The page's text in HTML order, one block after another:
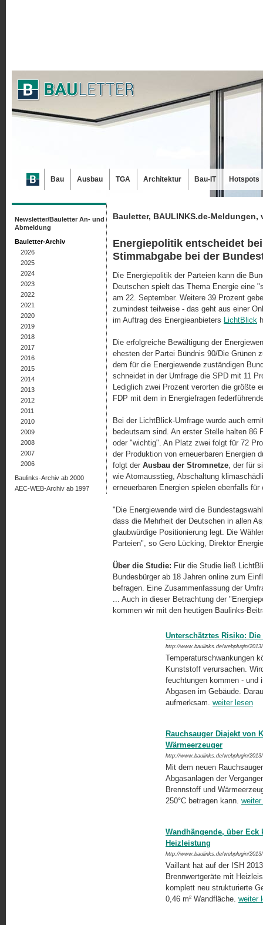
Bauletter, BAULINKS.de-Meldungen,
Energiepolitik entscheidet
Stimmabgabe bei der
Die Energiepolitik der Parteien kann die
Deutschen spielt das Thema Energie eine
am 22. September. Weitere 39 Prozent
zumindest teilweise - das geht aus einer
im Auftrag des Energieanbieters LichtBlick
Die erfolgreiche Bewältigung der
ehesten der Partei Bündnis 90/Die Grünen
dem für die Energiewende zuständigen
schneidet in der Umfrage die SPD mit 11
Lediglich zwei Prozent verorten die größte
FDP mit dem in Energiefragen
Bei der LichtBlick-Umfrage wurde auch
bedeutsam sind. An erster Stelle halten 86
oder "wichtig". An Platz zwei folgt für 72
der Produktion von erneuerbaren Energien
folgt der Ausbau der Stromnetze, der für
wie Atomausstieg, Abschaltung
erneuerbaren Energien spielen ebenfalls
"Die Energiewende wird die
dass die Mehrheit der Deutschen in allen
glaubwürdige Positionierung legt. Die
Parteien", so Gero Lücking, Direktor
Über die Studie: Für die Studie ließ
Bundesbürger ab 18 Jahren online zum
befragen. Eine Zusammenfassung der
... Auch in dieser Betrachtung der
kommen wir mit den heutigen Baulinks-
Unterschätztes Risiko:
http://www.baulinks.de/webplugin/
Temperaturschwankungen
Kunststoff verursachen.
feuchtungen kommen - und
Abgasen im Gebäude.
aufmerksam. weiter lesen
Rauchsauger Diajekt von
Wärmeerzeuger
http://www.baulinks.de/webplugin/
Mit dem neuen
Abgasanlagen der
Brennstoff und
250°C betragen kann.
Wandhängende, über Eck
Heizleistung
http://www.baulinks.de/webplugin/
Vaillant hat auf der ISH
Brennwertgeräte mit
komplett neu strukturierte
0,46 m² Wandfläche. weiter
Newsletter/Bauletter An- und
Abmeldung
Bauletter-Archiv
2026
2025
2024
2023
2022
2021
2020
2019
2018
2017
2016
2015
2014
2013
2012
2011
2010
2009
2008
2007
2006
Baulinks-Archiv ab 2000
AEC-WEB-Archiv ab 1997
Bau Ausbau TGA Architektur Bau-IT Hotspots